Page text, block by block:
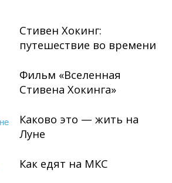
Стивен Хокинг:
путешествие во времени
Фильм «Вселенная
Стивена Хокинга»
Каково это — жить на
Луне
Как едят на МКС